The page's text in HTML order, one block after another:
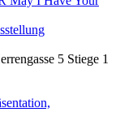
5 Stiege 1